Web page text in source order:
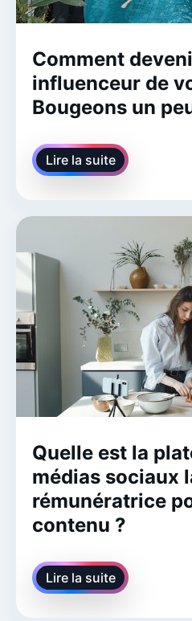
Comment
influenceur de
Bougeons un
Lire la suite
Quelle est la
médias sociaux
rémunératrice
contenu ?
Lire la suite